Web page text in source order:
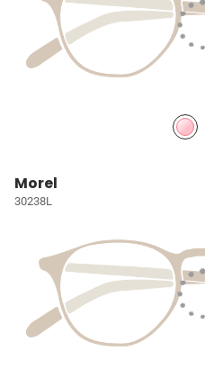
Morel
30238L